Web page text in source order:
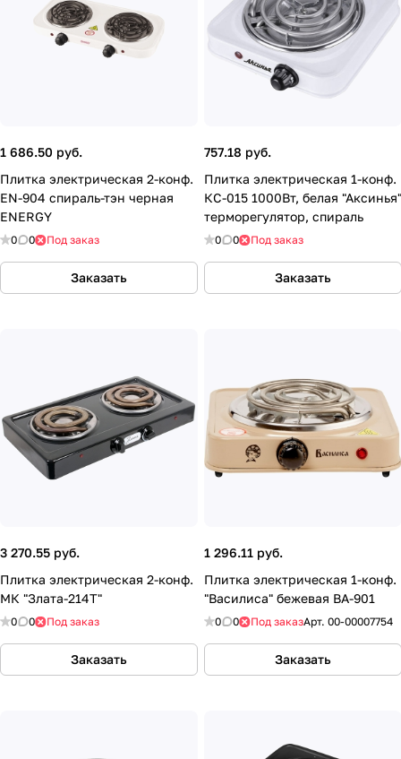
1 686.50 руб.
Плитка электрическая 2-конф.
EN-904 спираль-тэн черная
ENERGY
0 0 Под заказ
Заказать
757.18 руб.
Плитка электрическая 1-конф.
КС-015 1000Вт, белая "Аксинья"
терморегулятор, спираль
0 0 Под заказ
Заказать
3 270.55 руб.
Плитка электрическая 2-конф.
МК "Злата-214Т"
0 0 Под заказ
Заказать
1 296.11 руб.
Плитка электрическая 1-конф.
"Василиса" бежевая ВА-901
0 0 Под заказАрт. 00-00007754
Заказать